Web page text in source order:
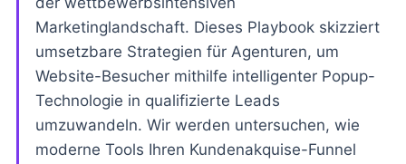
Marketinglandschaft. Dieses Playbook skizziert
umsetzbare Strategien für Agenturen, um
Website-Besucher mithilfe intelligenter Popup-
Technologie in qualifizierte Leads
umzuwandeln. Wir werden untersuchen, wie
moderne Tools Ihren Kundenakquise-Funnel